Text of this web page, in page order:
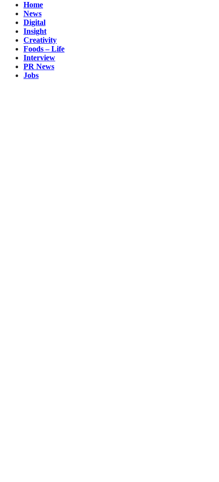
Home
News
Digital
Insight
Creativity
Foods – Life
Interview
PR News
Jobs